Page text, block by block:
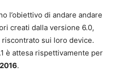
l’obiettivo di andare andare
creati dalla versione 6.0,
sui loro device.
è attesa rispettivamente per
.